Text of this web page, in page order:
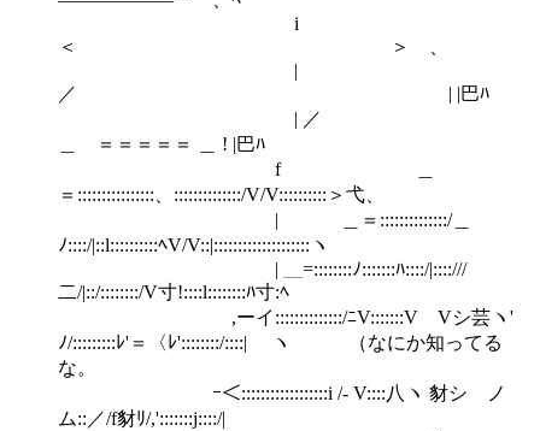
i
＜ ＞ゝ、
|
／ | |巴ﾊ
| ／
＿ ＝＝＝＝＝ ＿ ! |巴ﾊ
f ＿
＝::::::::::::::::、::::::::::::::/V/V::::::::::＞弋、
| ＿＝::::::::::::::/＿
ﾉ::::/|::l::::::::::ﾍV/V::|::::::::::::::::::::ヽ
| ＿=::::::::ﾉ:::::::ﾊ::::/|::::///
二/|::/::::::::/V寸!::::l::::::::ﾊ寸:ﾍ
,ーイ::::::::::::::/ﾆV:::::::V Vシ芸ヽ'
ﾉ/:::::::::ﾚ'＝〈ﾚ'::::::::/::::| ヽ （なにか知ってる
な。
ｰ＜::::::::::::::::::i /- V::::八ヽ 豺シ ノ
ム::／/f豺ﾘ/,':::::::j::::/|